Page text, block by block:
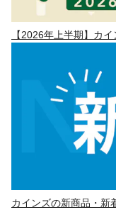
【2026年上半期】カ
カインズの新商品・新